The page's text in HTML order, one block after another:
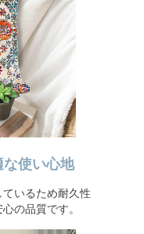
使い心地
いるため耐久性
の品質です。